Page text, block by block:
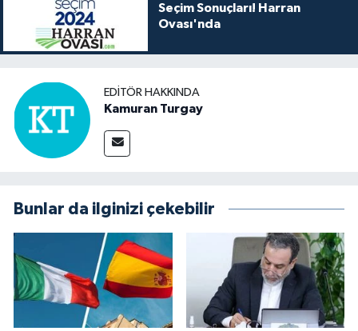
Seçim Sonuçları! Harran
Ovası'nda
EDITÖR HAKKINDA
Kamuran Turgay
Bunlar da ilginizi çekebilir